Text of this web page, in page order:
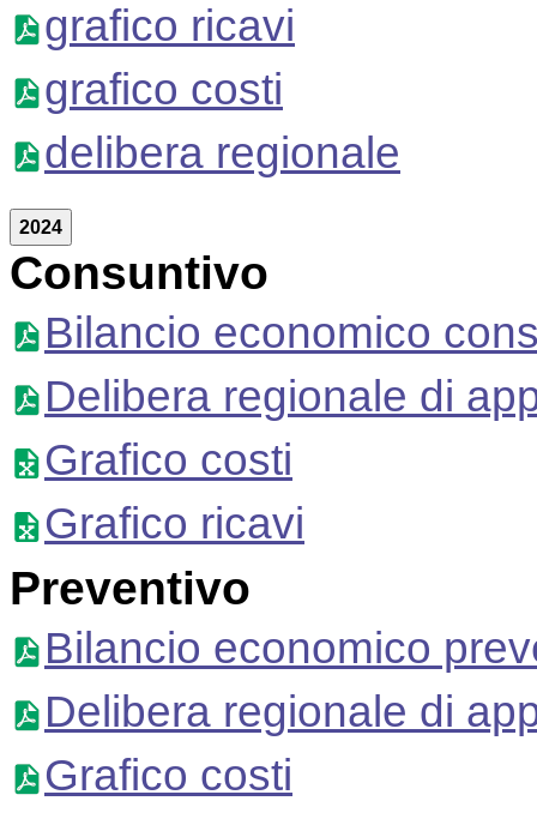
grafico ricavi
grafico costi
delibera regionale
2024
Consuntivo
Bilancio economico
Delibera regionale di
Grafico costi
Grafico ricavi
Preventivo
Bilancio economico
Delibera regionale di
Grafico costi